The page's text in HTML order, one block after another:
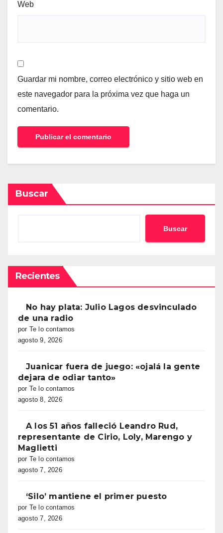
Web
Guardar mi nombre, correo electrónico y sitio web en
este navegador para la próxima vez que haga un
comentario.
Buscar
Buscar
Recientes
No hay plata: Julio Lagos desvinculado
de una radio
por Te lo contamos
agosto 9, 2026
Juanicar fuera de juego: «ojalá la gente
dejara de odiar tanto»
por Te lo contamos
agosto 8, 2026
A los 51 años falleció Leandro Rud,
representante de Cirio, Loly, Marengo y
Maglietti
por Te lo contamos
agosto 7, 2026
‘Silo’ mantiene el primer puesto
por Te lo contamos
agosto 7, 2026